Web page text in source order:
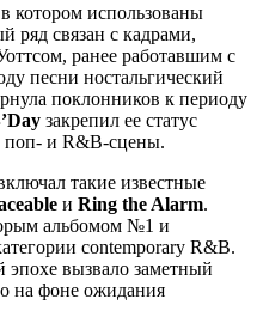
котором использованы
ряд связан с кадрами,
ранее работавшим с
песни ностальгический
поклонников к периоду
закрепил ее статус
поп- и R&B-сцены.
такие известные
и Ring the Alarm.
альбомом №1 и
contemporary R&B.
вызвало заметный
на фоне ожидания